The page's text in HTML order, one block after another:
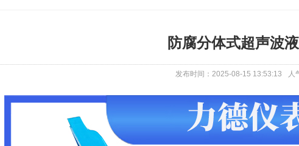
防腐分体式超声波
发布时间：2025-08-15 13:53:13 人